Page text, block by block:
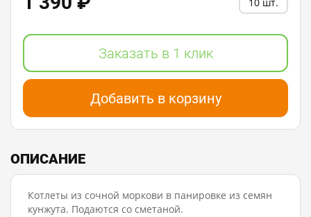
Заказать в 1 клик
Добавить в корзину
ОПИСАНИЕ
Котлеты из сочной моркови в панировке из семян
кунжута. Подаются со сметаной.